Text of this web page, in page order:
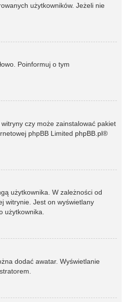
użytkowników. Jeżeli nie
Poinformuj o tym
czy może zainstalować pakiet
phpBB Limited phpBB.pl®
użytkownika. W zależności od
witrynie. Jest on wyświetlany
użytkownika.
dodać awatar. Wyświetlanie